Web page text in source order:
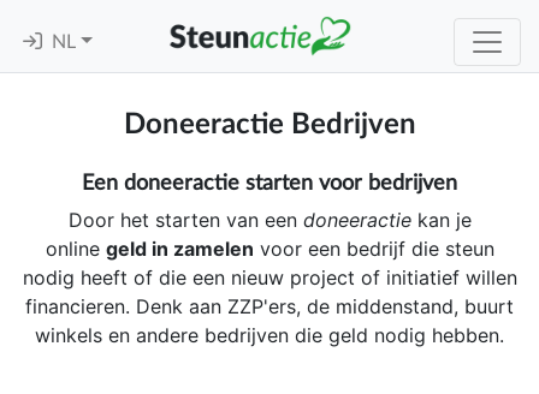
NL
Doneeractie Bedrijven
Een doneeractie starten voor bedrijven
Door het starten van een doneeractie kan je
online geld in zamelen voor een bedrijf die steun
nodig heeft of die een nieuw project of initiatief willen
financieren. Denk aan ZZP'ers, de middenstand, buurt
winkels en andere bedrijven die geld nodig hebben.